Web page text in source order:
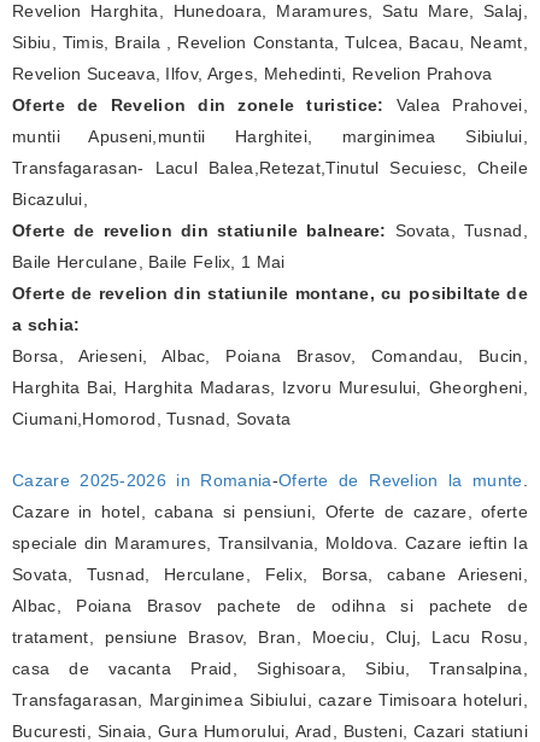
Revelion Harghita, Hunedoara, Maramures, Satu Mare, Salaj,
Sibiu, Timis, Braila , Revelion Constanta, Tulcea, Bacau, Neamt,
Revelion Suceava, Ilfov, Arges, Mehedinti, Revelion Prahova
Oferte de Revelion din zonele turistice: Valea Prahovei,
muntii Apuseni,muntii Harghitei, marginimea Sibiului,
Transfagarasan- Lacul Balea,Retezat,Tinutul Secuiesc, Cheile
Bicazului,
Oferte de revelion din statiunile balneare: Sovata, Tusnad,
Baile Herculane, Baile Felix, 1 Mai
Oferte de revelion din statiunile montane, cu posibiltate de
a schia:
Borsa, Arieseni, Albac, Poiana Brasov, Comandau, Bucin,
Harghita Bai, Harghita Madaras, Izvoru Muresului, Gheorgheni,
Ciumani,Homorod, Tusnad, Sovata
Cazare 2025-2026 in Romania-Oferte de Revelion la munte
Cazare in hotel, cabana si pensiuni, Oferte de cazare, oferte
speciale din Maramures, Transilvania, Moldova. Cazare ieftin la
Sovata, Tusnad, Herculane, Felix, Borsa, cabane Arieseni,
Albac, Poiana Brasov pachete de odihna si pachete de
tratament, pensiune Brasov, Bran, Moeciu, Cluj, Lacu Rosu,
casa de vacanta Praid, Sighisoara, Sibiu, Transalpina,
Transfagarasan, Marginimea Sibiului, cazare Timisoara hoteluri,
Bucuresti, Sinaia, Gura Humorului, Arad, Busteni, Cazari statiuni